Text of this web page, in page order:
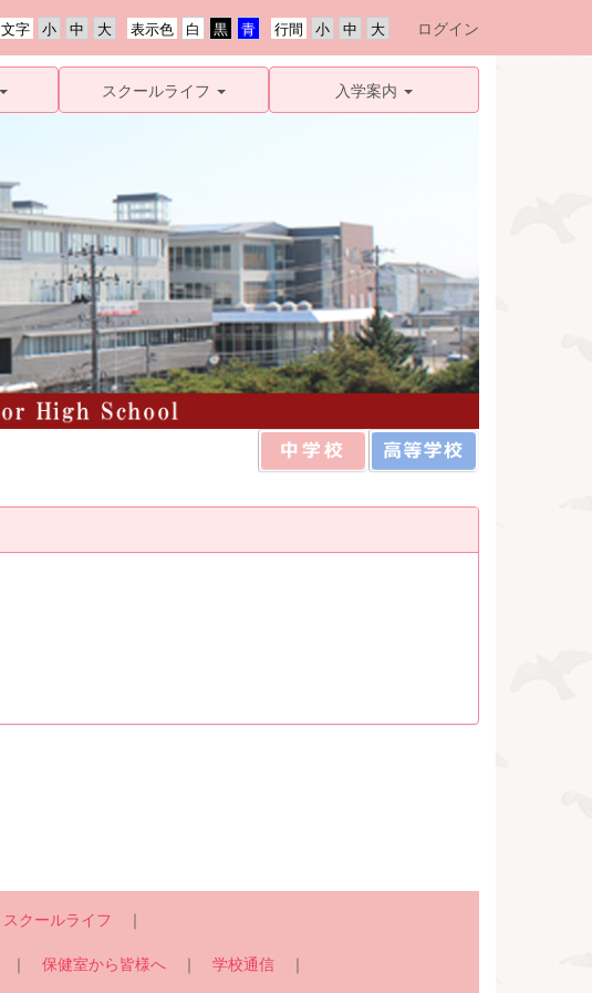
行間
表示色
文字 ログイン
スクールライフ 入学案内
スクールライフ ｜
｜ 保健室から皆様へ ｜ 学校通信 ｜